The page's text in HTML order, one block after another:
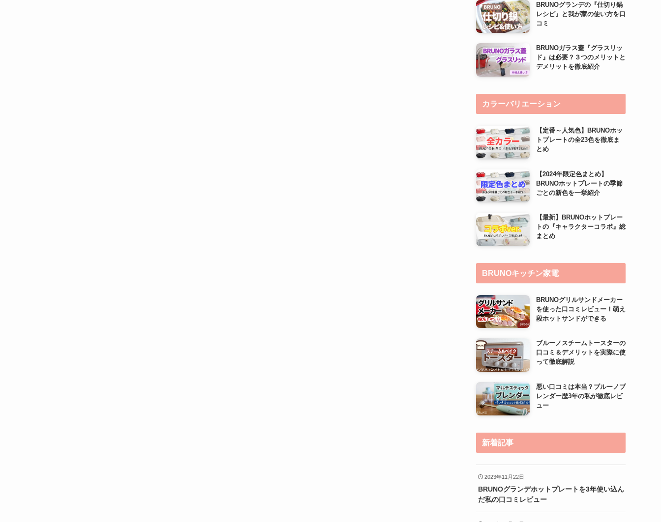
BRUNOグランデの『仕切り鍋
レシピ』と我が家の使い方を口
コミ
BRUNOガラス蓋『グラスリッ
ド』は必要？３つのメリットと
デメリットを徹底紹介
カラーバリエーション
【定番～人気色】BRUNOホッ
トプレートの全23色を徹底ま
とめ
【2024年限定色まとめ】
BRUNOホットプレートの季節
ごとの新色を一挙紹介
【最新】BRUNOホットプレー
トの『キャラクターコラボ』総
まとめ
BRUNOキッチン家電
BRUNOグリルサンドメーカー
を使った口コミレビュー！萌え
段ホットサンドができる
ブルーノスチームトースターの
口コミ＆デメリットを実際に使
って徹底解説
悪い口コミは本当？ブルーノブ
レンダー歴3年の私が徹底レビ
ュー
新着記事
2023年11月22日
BRUNOグランデホットプレートを3年使い込ん
だ私の口コミレビュー